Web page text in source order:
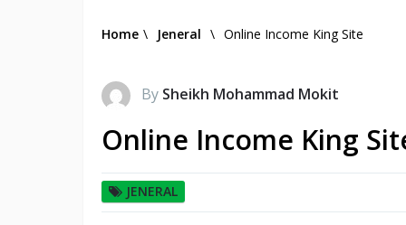
Home \ Jeneral \ Online Income King Site
By Sheikh Mohammad Mokit
Online Income King
JENERAL